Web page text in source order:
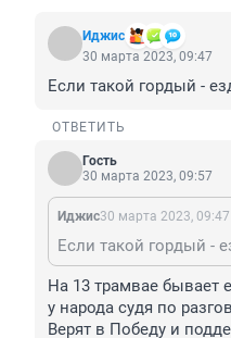
Иджис
30 марта 2023, 09:47
Если такой гордый -
ОТВЕТИТЬ
Гость
30 марта 2023, 09:57
Иджис30 марта 2023, 09:47
Если такой гордый -
На 13 трамвае бывает
у народа судя по
Верят в Победу и